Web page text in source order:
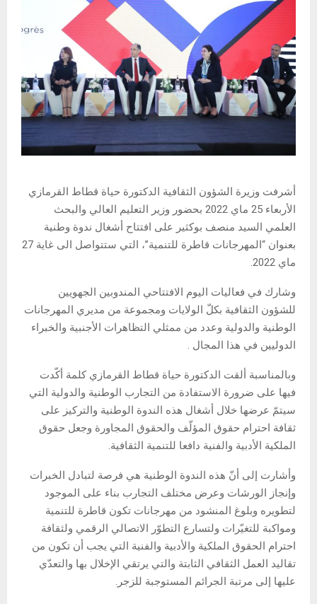
أشرفت وزيرة الشؤون الثقافية الدكتورة حياة قطاط القرمازي
الأربعاء 25 ماي 2022 بحضور وزير التعليم العالي والبحث
العلمي السيد منصف بوكثير على افتتاح أشغال ندوة وطنية
بعنوان “المهرجانات قاطرة للتنمية”، التي ستتواصل الى غاية 27
ماي 2022.
وشارك في فعاليات اليوم الافتتاحي المندوبين الجهويين
للشؤون الثقافية بكلّ الولايات ومجموعة من مديري المهرجانات
الوطنية والدولية وعدد من ممثلي التظاهرات الأجنبية والخبراء
الدوليين في هذا المجال .
وبالمناسبة ألقت الدكتورة حياة قطاط القرمازي كلمة أكّدت
فيها على ضرورة الاستفادة من التجارب الوطنية والدولية التي
سيتمّ عرضها خلال أشغال هذه الندوة الوطنية والتركيز على
ثقافة احترام حقوق المؤلّف والحقوق المجاورة وجعل حقوق
الملكية الأدبية والفنية دافعا للتنمية الثقافية.
وأشارت إلى أنّ هذه الندوة الوطنية هي فرصة لتبادل الخبرات
وإنجاز الورشات وعرض مختلف التجارب بناء على الموجود
لتطويره وبلوغ المنشود من مهرجانات تكون قاطرة للتنمية
ومواكبة للتغيّرات ولتسارع التطوّر الاتصالي الرقمي ولثقافة
احترام الحقوق الملكية والأدبية والفنية التي يجب أن تكون من
تقاليد العمل الثقافي الثابتة والتي يرتقي الإخلال بها والتعدّي
عليها إلى مرتبة الجرائم المستوجبة للزجر.